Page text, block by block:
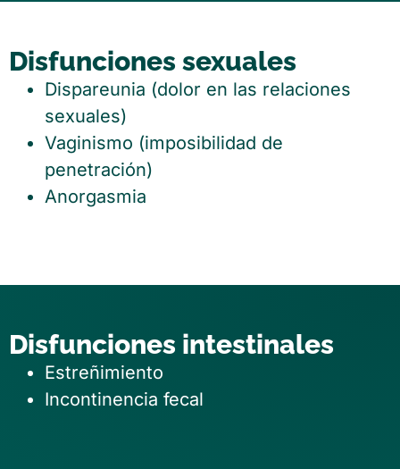
Disfunciones sexuales
Dispareunia (dolor en las relaciones
sexuales)
Vaginismo (imposibilidad de
penetración)
Anorgasmia
Disfunciones intestinales
Estreñimiento
Incontinencia fecal